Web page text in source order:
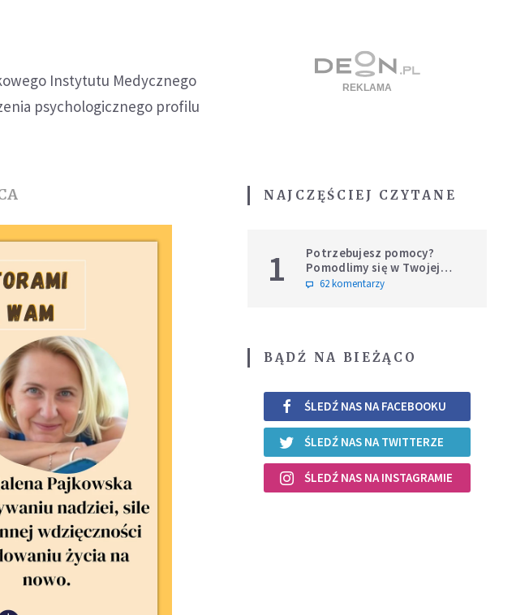
Instytutu Medycznego
psychologicznego profilu
NAJCZĘŚCIEJ CZYTANE
1
Potrzebujesz pomocy?
Pomodlimy się w Twojej
intencji
62 komentarzy
BĄDŹ NA BIEŻĄCO
ŚLEDŹ NAS NA FACEBOOKU
ŚLEDŹ NAS NA TWITTERZE
ŚLEDŹ NAS NA INSTAGRAMIE